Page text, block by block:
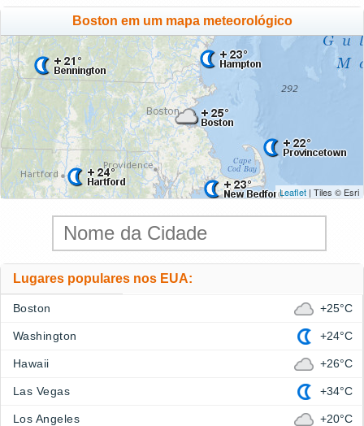
Boston em um mapa meteorológico
Leaflet | Tiles © Esri
Lugares populares nos EUA:
Boston +25°C
Washington +24°C
Hawaii +26°C
Las Vegas +34°C
Los Angeles +20°C